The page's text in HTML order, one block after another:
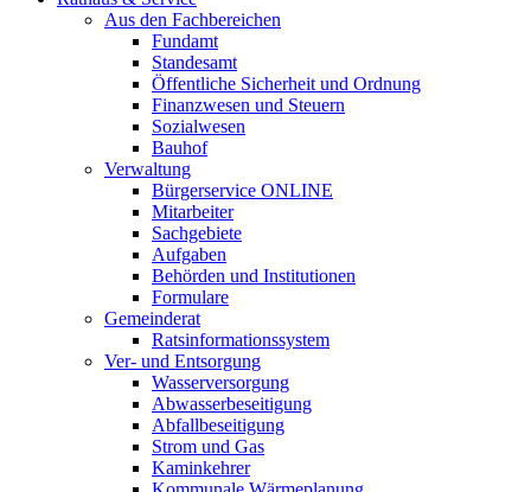
Aus den Fachbereichen
Fundamt
Standesamt
Öffentliche Sicherheit und Ordnung
Finanzwesen und Steuern
Sozialwesen
Bauhof
Verwaltung
Bürgerservice ONLINE
Mitarbeiter
Sachgebiete
Aufgaben
Behörden und Institutionen
Formulare
Gemeinderat
Ratsinformationssystem
Ver- und Entsorgung
Wasserversorgung
Abwasserbeseitigung
Abfallbeseitigung
Strom und Gas
Kaminkehrer